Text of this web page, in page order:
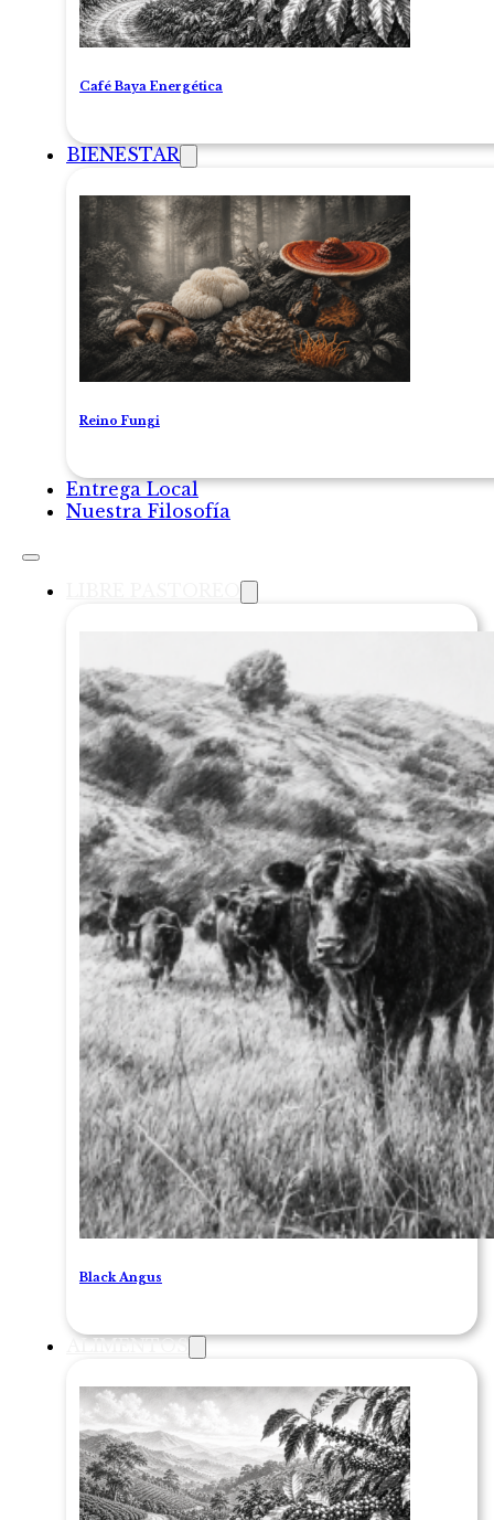
Café Baya Energética
BIENESTAR
Reino Fungi
Entrega Local
Nuestra Filosofía
Black Angus
ALIMENTOS